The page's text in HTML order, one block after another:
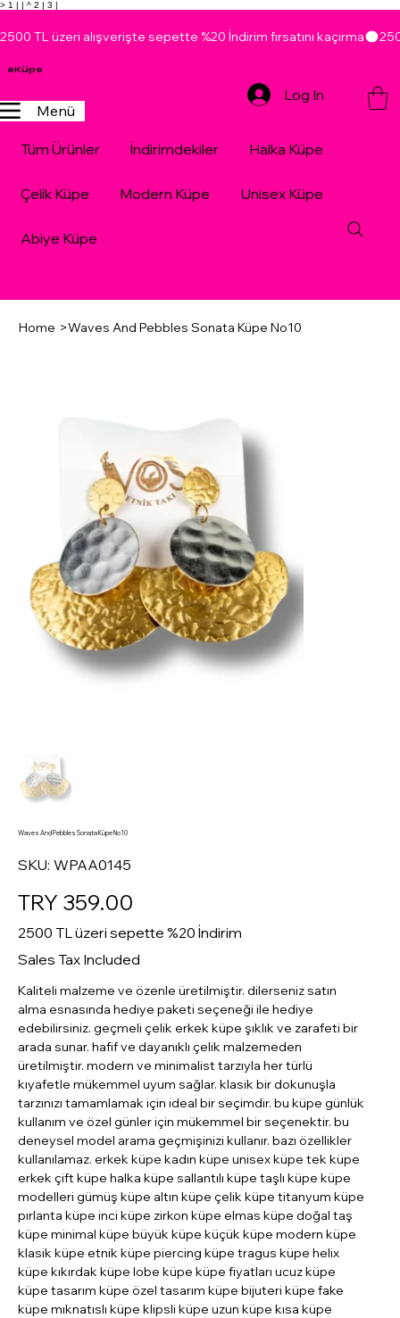
> 1 | | ^ 2 | 3 |
2500 TL üzeri alışverişte sepette %20 İndirim fırsatını kaçırma
Menü
eKüpe
Tüm Ürünler İndirimdekiler Halka Küpe
Çelik Küpe Modern Küpe Unisex Küpe
Abiye Küpe
Log In
Home >Waves And Pebbles Sonata Küpe No10
Waves And Pebbles Sonata Küpe No10
SKU: SKU
WPAA0145
WPAA0145
TRY 359.00
2500 TL üzeri sepette %20 İndirim
Sales Tax Included
Kaliteli malzeme ve özenle üretilmiştir. dilerseniz satın
alma esnasında hediye paketi seçeneği ile hediye
edebilirsiniz. geçmeli çelik erkek küpe şıklık ve zarafeti bir
arada sunar. hafif ve dayanıklı çelik malzemeden
üretilmiştir. modern ve minimalist tarzıyla her türlü
kıyafetle mükemmel uyum sağlar. klasik bir dokunuşla
tarzınızı tamamlamak için ideal bir seçimdir. bu küpe günlük
kullanım ve özel günler için mükemmel bir seçenektir. bu
deneysel model arama geçmişinizi kullanır. bazı özellikler
kullanılamaz. erkek küpe kadın küpe unisex küpe tek küpe
erkek çift küpe halka küpe sallantılı küpe taşlı küpe küpe
modelleri gümüş küpe altın küpe çelik küpe titanyum küpe
pırlanta küpe inci küpe zirkon küpe elmas küpe doğal taş
küpe minimal küpe büyük küpe küçük küpe modern küpe
klasik küpe etnik küpe piercing küpe tragus küpe helix
küpe kıkırdak küpe lobe küpe küpe fiyatları ucuz küpe
küpe tasarım küpe özel tasarım küpe bijuteri küpe fake
küpe mıknatıslı küpe klipsli küpe uzun küpe kısa küpe